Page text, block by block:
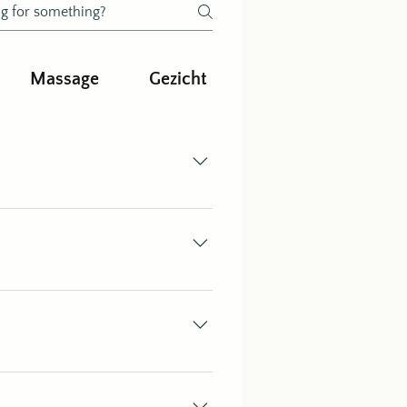
Massage Gezicht
of een bericht te sturen via
een berichtje via WhatsApp